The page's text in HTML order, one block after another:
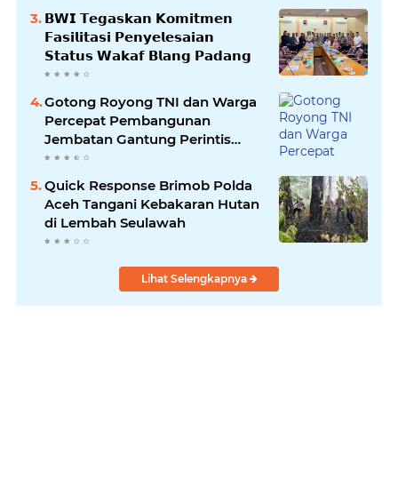
𝗕𝗪𝗜 𝗧𝗲𝗴𝗮𝘀𝗸𝗮𝗻 𝗞𝗼𝗺𝗶𝘁𝗺𝗲𝗻
𝗙𝗮𝘀𝗶𝗹𝗶𝘁𝗮𝘀𝗶 𝗣𝗲𝗻𝘆𝗲𝗹𝗲𝘀𝗮𝗶𝗮𝗻
𝗦𝘁𝗮𝘁𝘂𝘀 𝗪𝗮𝗸𝗮𝗳 𝗕𝗹𝗮𝗻𝗴 𝗣𝗮𝗱𝗮𝗻𝗴
Gotong Royong TNI dan Warga
Percepat Pembangunan
Jembatan Gantung Perintis
Kuta Ujung Aceh Tenggara
Quick Response Brimob Polda
Aceh Tangani Kebakaran Hutan
di Lembah Seulawah
Lihat Selengkapnya